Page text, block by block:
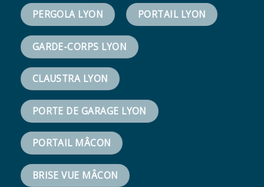
PERGOLA LYON PORTAIL LYON
GARDE-CORPS LYON
CLAUSTRA LYON
PORTE DE GARAGE LYON
PORTAIL MÂCON
BRISE VUE MÂCON